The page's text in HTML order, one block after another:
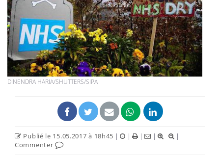
DINENDRA HARIA/SHUTTERS/SIPA
Publié le 15.05.2017 à 18h45 | | | |
|
Commenter